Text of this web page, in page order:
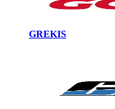
GREKIS